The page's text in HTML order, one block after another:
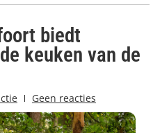
biedt
keuken van de
Geen reacties